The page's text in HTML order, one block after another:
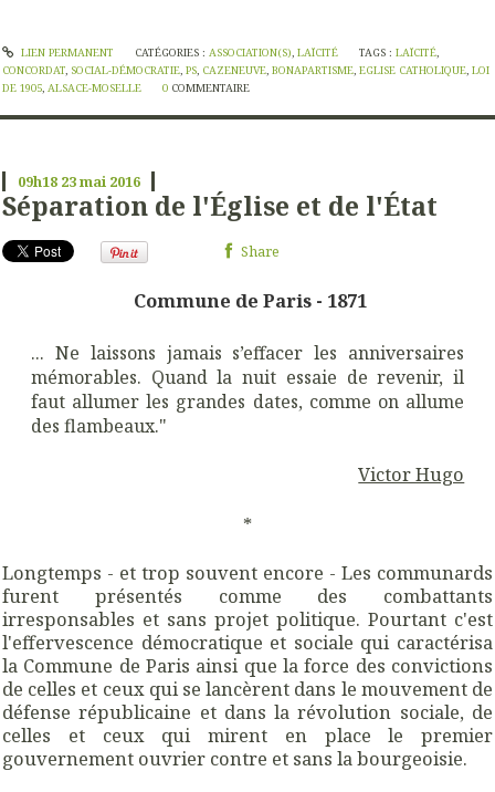
LIEN PERMANENT CATÉGORIES : ASSOCIATION(S), LAÏCITÉ TAGS : LAÏCITÉ,
CONCORDAT, SOCIAL-DÉMOCRATIE, PS, CAZENEUVE, BONAPARTISME, EGLISE CATHOLIQUE, LOI
DE 1905, ALSACE-MOSELLE 0 COMMENTAIRE
09h18 23mai 2016
Séparation de l'Église et de l'État
Share
Commune de Paris - 1871
... Ne laissons jamais s’effacer les anniversaires
mémorables. Quand la nuit essaie de revenir, il
faut allumer les grandes dates, comme on allume
des flambeaux."
Victor Hugo
*
Longtemps - et trop souvent encore - Les communards
furent présentés comme des combattants
irresponsables et sans projet politique. Pourtant c'est
l'effervescence démocratique et sociale qui caractérisa
la Commune de Paris ainsi que la force des convictions
de celles et ceux qui se lancèrent dans le mouvement de
défense républicaine et dans la révolution sociale, de
celles et ceux qui mirent en place le premier
gouvernement ouvrier contre et sans la bourgeoisie.